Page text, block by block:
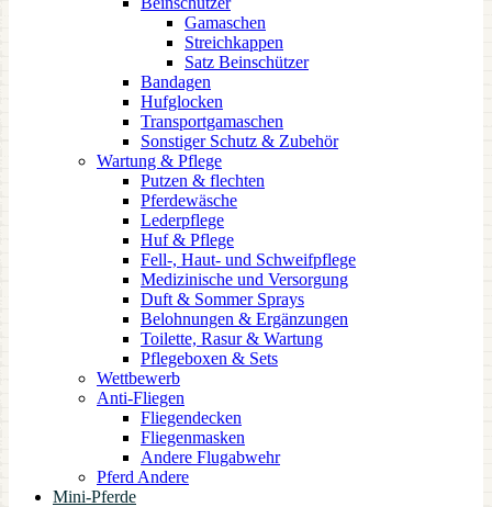
Gamaschen
Streichkappen
Satz Beinschützer
Bandagen
Hufglocken
Transportgamaschen
Sonstiger Schutz & Zubehör
Wartung & Pflege
Putzen & flechten
Pferdewäsche
Lederpflege
Huf & Pflege
Fell-, Haut- und Schweifpflege
Medizinische und Versorgung
Duft & Sommer Sprays
Belohnungen & Ergänzungen
Toilette, Rasur & Wartung
Pflegeboxen & Sets
Wettbewerb
Anti-Fliegen
Fliegendecken
Fliegenmasken
Andere Flugabwehr
Pferd Andere
Mini-Pferde